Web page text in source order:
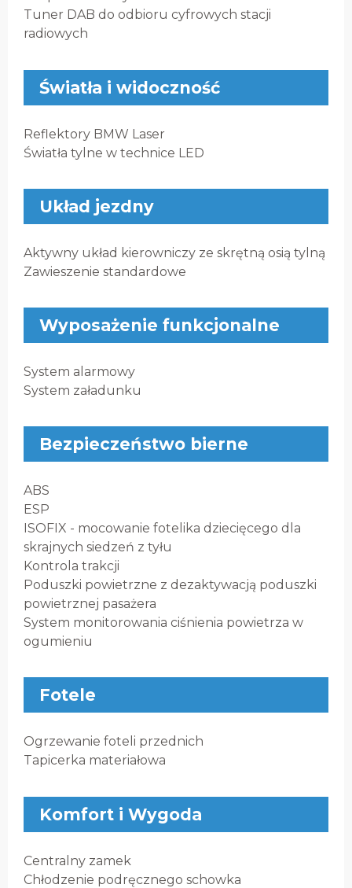
Tuner DAB do odbioru cyfrowych stacji
radiowych
Światła i widoczność
Reflektory BMW Laser
Światła tylne w technice LED
Układ jezdny
Aktywny układ kierowniczy ze skrętną osią tylną
Zawieszenie standardowe
Wyposażenie funkcjonalne
System alarmowy
System załadunku
Bezpieczeństwo bierne
ABS
ESP
ISOFIX - mocowanie fotelika dziecięcego dla
skrajnych siedzeń z tyłu
Kontrola trakcji
Poduszki powietrzne z dezaktywacją poduszki
powietrznej pasażera
System monitorowania ciśnienia powietrza w
ogumieniu
Fotele
Ogrzewanie foteli przednich
Tapicerka materiałowa
Komfort i Wygoda
Centralny zamek
Chłodzenie podręcznego schowka